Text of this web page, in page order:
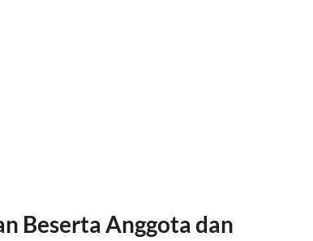
Beserta Anggota dan